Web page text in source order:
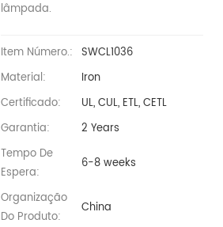
lâmpada.
Item Número.: SWCL1036
Material:
Iron
Certificado:
UL, CUL, ETL, CETL
Garantia:
2 Years
Tempo De
Espera:
6-8 weeks
Organização
Do Produto:
China